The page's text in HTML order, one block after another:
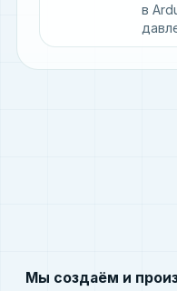
в
Мы создаём и